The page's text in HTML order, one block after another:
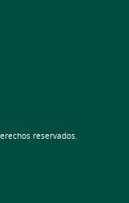
reservados.